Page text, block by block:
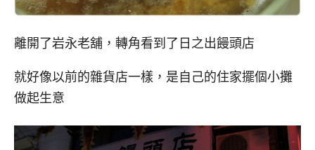
離開了岩永老舖，轉角看到了日之出饅頭店
就好像以前的雜貨店一樣，是自己的住家擺個小攤
做起生意